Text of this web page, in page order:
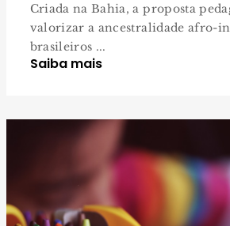
Criada na Bahia, a proposta
valorizar a ancestralidade afro-
brasileiros ...
Saiba mais